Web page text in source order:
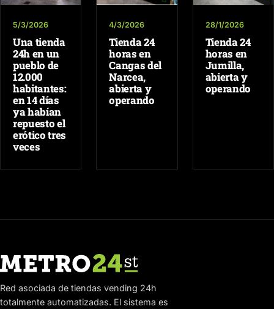
5/3/2026
Una tienda
24h en un
pueblo de
12.000
habitantes:
en 14 días
ya habían
repuesto el
erótico tres
veces
4/3/2026
Tienda 24
horas en
Cangas del
Narcea,
abierta y
operando
28/1/2026
Tienda 24
horas en
Jumilla,
abierta y
operando
Red asociada de tiendas vending 24h
totalmente automatizadas. El sistema es